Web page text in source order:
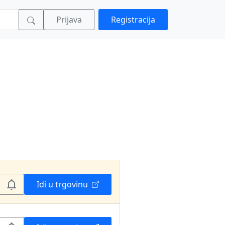
Prijava Registracija
Idi u trgovinu